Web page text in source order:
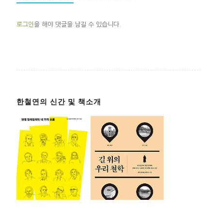
로그인을 해야 댓글을 남길 수 있습니다.
한철연의 신간 및 책소개